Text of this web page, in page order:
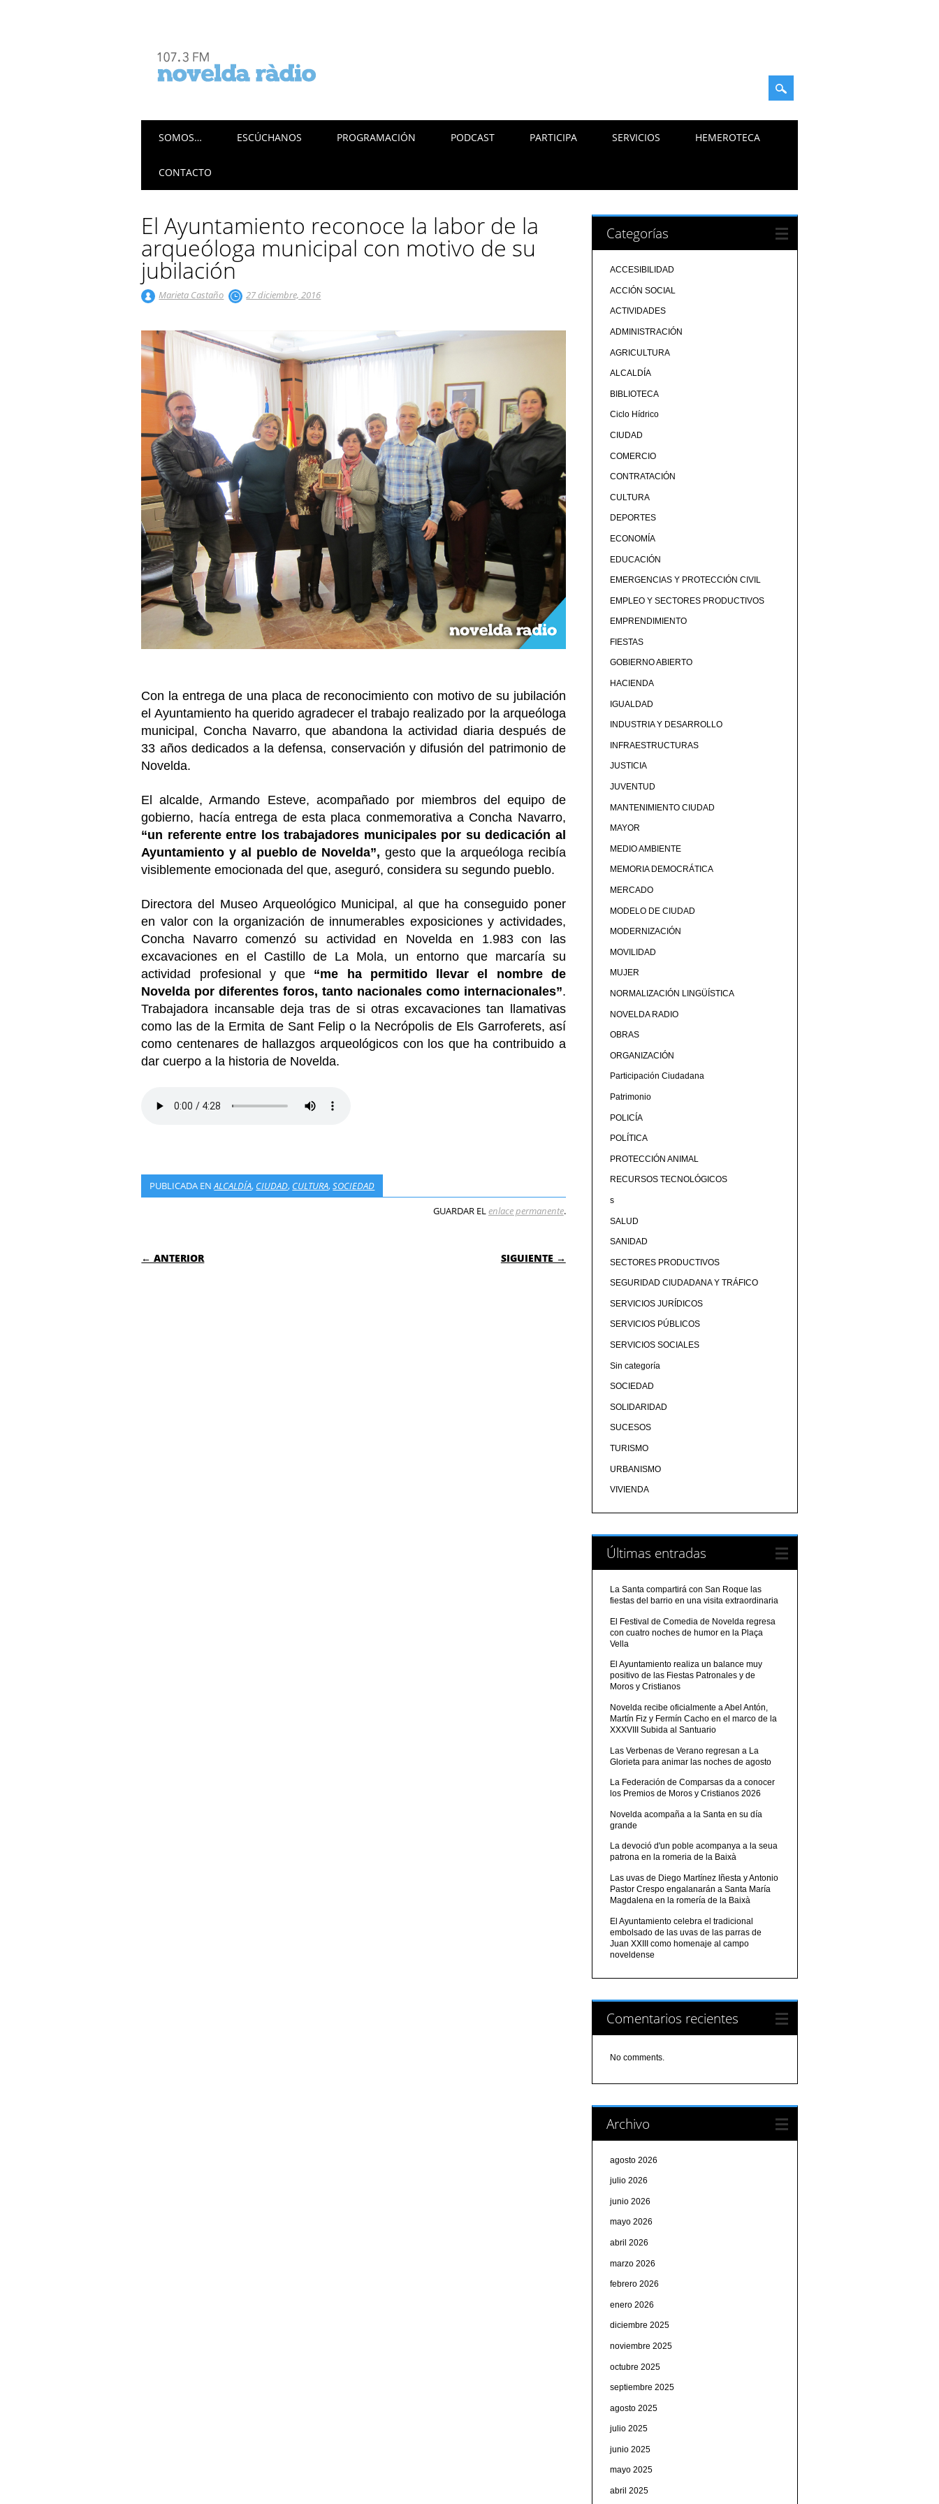
Menú principal
SOMOS… ESCÚCHANOS PROGRAMACIÓN PODCAST PARTICIPA SERVICIOS HEMEROTECA
CONTACTO
El Ayuntamiento reconoce la labor de la
arqueóloga municipal con motivo de su
jubilación
Marieta Castaño 27 diciembre, 2016
Con la entrega de una placa de reconocimiento con motivo de su jubilación
el Ayuntamiento ha querido agradecer el trabajo realizado por la arqueóloga
municipal, Concha Navarro, que abandona la actividad diaria después de
33 años dedicados a la defensa, conservación y difusión del patrimonio de
Novelda.
El alcalde, Armando Esteve, acompañado por miembros del equipo de
gobierno, hacía entrega de esta placa conmemorativa a Concha Navarro,
“un referente entre los trabajadores municipales por su dedicación al
Ayuntamiento y al pueblo de Novelda”, gesto que la arqueóloga recibía
visiblemente emocionada del que, aseguró, considera su segundo pueblo.
Directora del Museo Arqueológico Municipal, al que ha conseguido poner
en valor con la organización de innumerables exposiciones y actividades,
Concha Navarro comenzó su actividad en Novelda en 1.983 con las
excavaciones en el Castillo de La Mola, un entorno que marcaría su
actividad profesional y que “me ha permitido llevar el nombre de
Novelda por diferentes foros, tanto nacionales como internacionales”.
Trabajadora incansable deja tras de si otras excavaciones tan llamativas
como las de la Ermita de Sant Felip o la Necrópolis de Els Garroferets, así
como centenares de hallazgos arqueológicos con los que ha contribuido a
dar cuerpo a la historia de Novelda.
PUBLICADA ENALCALDÍA, CIUDAD, CULTURA,SOCIEDAD
GUARDAR EL enlace permanente.
NAVEGACIÓN DE ENTRADAS
← ANTERIOR SIGUIENTE →
Categorías
ACCESIBILIDAD
ACCIÓN SOCIAL
ACTIVIDADES
ADMINISTRACIÓN
AGRICULTURA
ALCALDÍA
BIBLIOTECA
Ciclo Hídrico
CIUDAD
COMERCIO
CONTRATACIÓN
CULTURA
DEPORTES
ECONOMÍA
EDUCACIÓN
EMERGENCIAS Y PROTECCIÓN CIVIL
EMPLEO Y SECTORES PRODUCTIVOS
EMPRENDIMIENTO
FIESTAS
GOBIERNO ABIERTO
HACIENDA
IGUALDAD
INDUSTRIA Y DESARROLLO
INFRAESTRUCTURAS
JUSTICIA
JUVENTUD
MANTENIMIENTO CIUDAD
MAYOR
MEDIO AMBIENTE
MEMORIA DEMOCRÁTICA
MERCADO
MODELO DE CIUDAD
MODERNIZACIÓN
MOVILIDAD
MUJER
NORMALIZACIÓN LINGÜÍSTICA
NOVELDA RADIO
OBRAS
ORGANIZACIÓN
Participación Ciudadana
Patrimonio
POLICÍA
POLÍTICA
PROTECCIÓN ANIMAL
RECURSOS TECNOLÓGICOS
s
SALUD
SANIDAD
SECTORES PRODUCTIVOS
SEGURIDAD CIUDADANA Y TRÁFICO
SERVICIOS JURÍDICOS
SERVICIOS PÚBLICOS
SERVICIOS SOCIALES
Sin categoría
SOCIEDAD
SOLIDARIDAD
SUCESOS
TURISMO
URBANISMO
VIVIENDA
Últimas entradas
La Santa compartirá con San Roque las
fiestas del barrio en una visita extraordinaria
El Festival de Comedia de Novelda regresa
con cuatro noches de humor en la Plaça
Vella
El Ayuntamiento realiza un balance muy
positivo de las Fiestas Patronales y de
Moros y Cristianos
Novelda recibe oficialmente a Abel Antón,
Martín Fiz y Fermín Cacho en el marco de la
XXXVIII Subida al Santuario
Las Verbenas de Verano regresan a La
Glorieta para animar las noches de agosto
La Federación de Comparsas da a conocer
los Premios de Moros y Cristianos 2026
Novelda acompaña a la Santa en su día
grande
La devoció d'un poble acompanya a la seua
patrona en la romeria de la Baixà
Las uvas de Diego Martínez Iñesta y Antonio
Pastor Crespo engalanarán a Santa María
Magdalena en la romería de la Baixà
El Ayuntamiento celebra el tradicional
embolsado de las uvas de las parras de
Juan XXIII como homenaje al campo
noveldense
Comentarios recientes
No comments.
Archivo
agosto 2026
julio 2026
junio 2026
mayo 2026
abril 2026
marzo 2026
febrero 2026
enero 2026
diciembre 2025
noviembre 2025
octubre 2025
septiembre 2025
agosto 2025
julio 2025
junio 2025
mayo 2025
abril 2025